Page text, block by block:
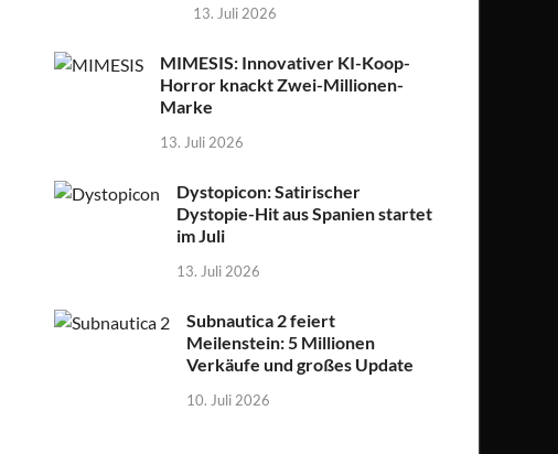
13. Juli 2026
MIMESIS: Innovativer KI-Koop-
Horror knackt Zwei-Millionen-
Marke
13. Juli 2026
Dystopicon: Satirischer
Dystopie-Hit aus Spanien startet
im Juli
13. Juli 2026
Subnautica 2 feiert
Meilenstein: 5 Millionen
Verkäufe und großes Update
10. Juli 2026